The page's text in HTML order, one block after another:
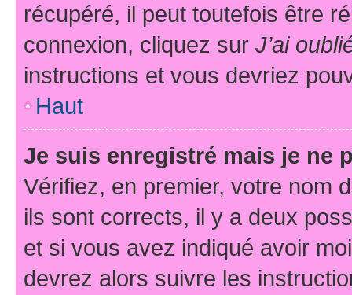
récupéré, il peut toutefois être
connexion, cliquez sur J’ai
instructions et vous devriez
Haut
Je suis enregistré mais je ne
Vérifiez, en premier, votre nom
ils sont corrects, il y a deux
et si vous avez indiqué avoir
devrez alors suivre les